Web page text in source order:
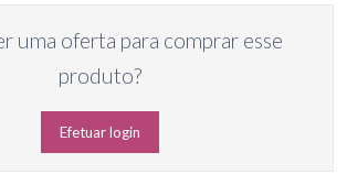
uma oferta para comprar esse
produto?
Efetuar login